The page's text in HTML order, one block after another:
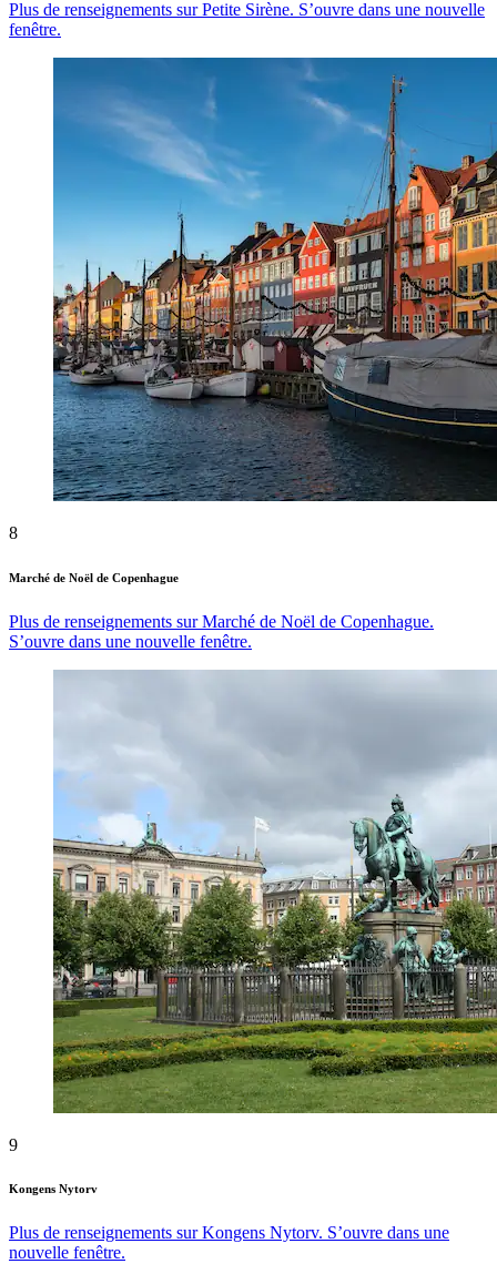
Plus de renseignements sur Petite Sirène. S’ouvre dans une nouvelle
fenêtre.
8
Marché de Noël de Copenhague
Plus de renseignements sur Marché de Noël de Copenhague.
S’ouvre dans une nouvelle fenêtre.
9
Kongens Nytorv
Plus de renseignements sur Kongens Nytorv. S’ouvre dans une
nouvelle fenêtre.